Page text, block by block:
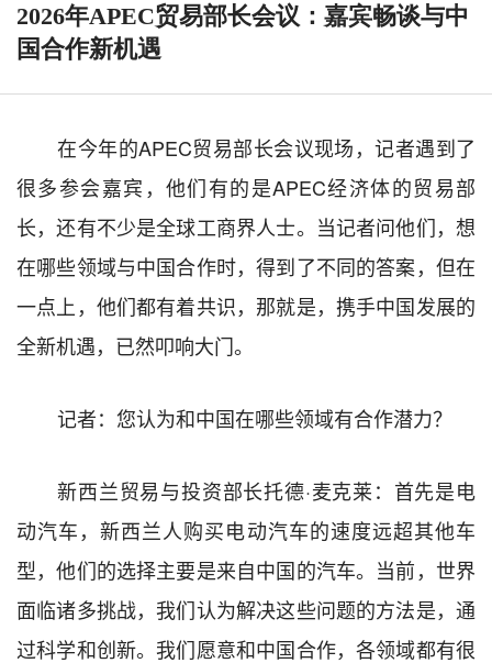
2026年APEC贸易部长会议：嘉宾畅谈与中
国合作新机遇
在今年的APEC贸易部长会议现场，记者遇到了
很多参会嘉宾，他们有的是APEC经济体的贸易部
长，还有不少是全球工商界人士。当记者问他们，想
在哪些领域与中国合作时，得到了不同的答案，但在
一点上，他们都有着共识，那就是，携手中国发展的
全新机遇，已然叩响大门。
记者：您认为和中国在哪些领域有合作潜力？
新西兰贸易与投资部长托德·麦克莱：首先是电
动汽车，新西兰人购买电动汽车的速度远超其他车
型，他们的选择主要是来自中国的汽车。当前，世界
面临诸多挑战，我们认为解决这些问题的方法是，通
过科学和创新。我们愿意和中国合作，各领域都有很